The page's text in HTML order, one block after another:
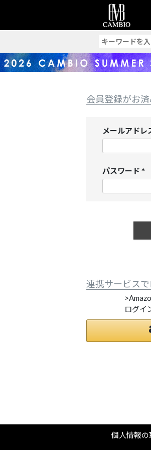
会員登録がお
メールアドレ
パスワード
必
連携サービス
ログイ
個人情報